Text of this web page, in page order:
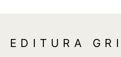
EDITURA GRI